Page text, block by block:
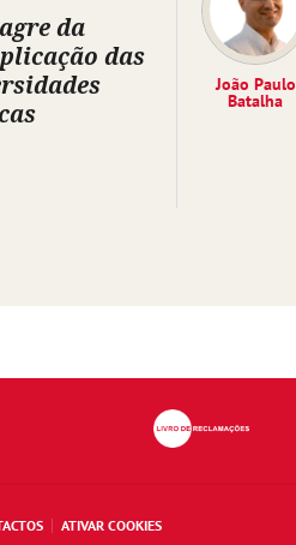
da
das
João Paulo
Batalha
ATIVAR COOKIES